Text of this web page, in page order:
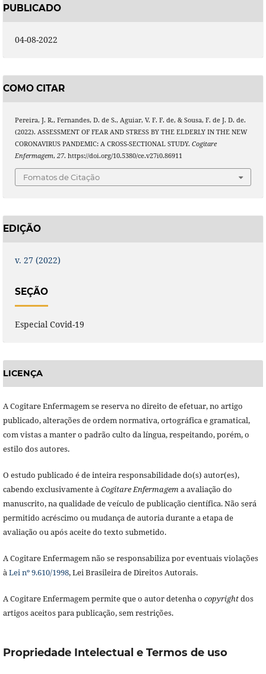
PUBLICADO
04-08-2022
COMO CITAR
Pereira, J. R., Fernandes, D. de S., Aguiar, V. F. F. de, & Sousa, F. de J. D. de.
(2022). ASSESSMENT OF FEAR AND STRESS BY THE ELDERLY IN THE NEW
CORONAVIRUS PANDEMIC: A CROSS-SECTIONAL STUDY. Cogitare
Enfermagem, 27. https://doi.org/10.5380/ce.v27i0.86911
Fomatos de Citação
EDIÇÃO
v. 27 (2022)
SEÇÃO
Especial Covid-19
LICENÇA
A Cogitare Enfermagem se reserva no direito de efetuar, no artigo
publicado, alterações de ordem normativa, ortográfica e gramatical,
com vistas a manter o padrão culto da língua, respeitando, porém, o
estilo dos autores.
O estudo publicado é de inteira responsabilidade do(s) autor(es),
cabendo exclusivamente àCogitare Enfermagema avaliação do
manuscrito, na qualidade de veículo de publicação científica. Não será
permitido acréscimo ou mudança de autoria durante a etapa de
avaliação ou após aceite do texto submetido.
A Cogitare Enfermagem não se responsabiliza por eventuais violações
àLei nº 9.610/1998, Lei Brasileira de Direitos Autorais.
A Cogitare Enfermagem permite que o autor detenha o copyrightdos
artigos aceitos para publicação, sem restrições.
Propriedade Intelectual e Termos de uso